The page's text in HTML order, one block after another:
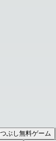
ぶし無料ゲーム